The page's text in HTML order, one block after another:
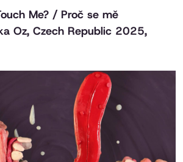
Me? / Proč se mě
Oz, Czech Republic 2025,